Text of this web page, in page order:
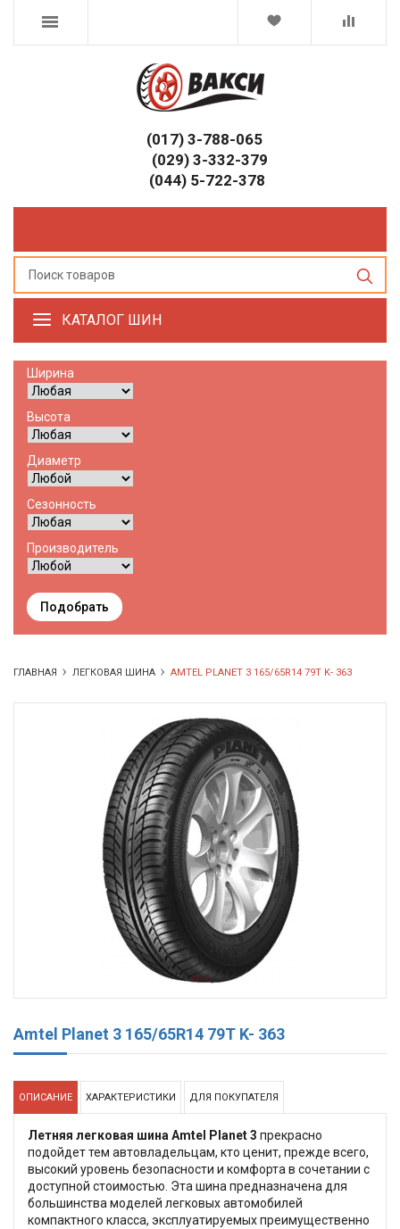
(017) 3-788-065
(029) 3-332-379
(044) 5-722-378
КАТАЛОГ ШИН
Ширина
Высота
Диаметр
Сезонность
Производитель
Подобрать
ГЛАВНАЯ ЛЕГКОВАЯ ШИНА AMTEL PLANET 3 165/65R14 79T K- 363
Amtel Planet 3 165/65R14 79T K- 363
ОПИСАНИЕ ХАРАКТЕРИСТИКИ ДЛЯ ПОКУПАТЕЛЯ
Летняя легковая шина Amtel Planet 3 прекрасно
подойдет тем автовладельцам, кто ценит, прежде всего,
высокий уровень безопасности и комфорта в сочетании с
доступной стоимостью. Эта шина предназначена для
большинства моделей легковых автомобилей
компактного класса, эксплуатируемых преимущественно